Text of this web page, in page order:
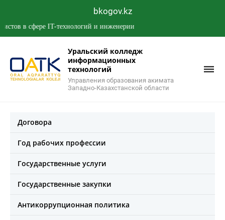
bkogov.kz
в сфере IT-технологий и инженерии
Уральский колледж
информационных
технологий
Управления образования акимата
Западно-Казахстанской области
Договора
Год рабочих профессии
Государственные услуги
Государственные закупки
Антикоррупционная политика